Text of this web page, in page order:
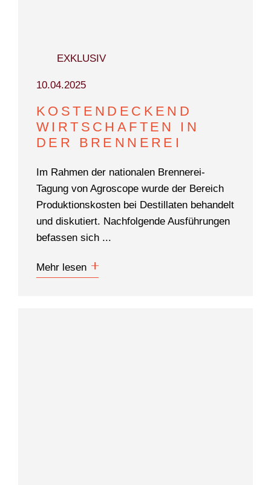
EXKLUSIV
10.04.2025
KOSTENDECKEND
WIRTSCHAFTEN IN
DER BRENNEREI
Im Rahmen der nationalen Brennerei-
Tagung von Agroscope wurde der Bereich
Produktionskosten bei Destillaten behandelt
und diskutiert. Nachfolgende Ausführungen
befassen sich ...
Mehr lesen